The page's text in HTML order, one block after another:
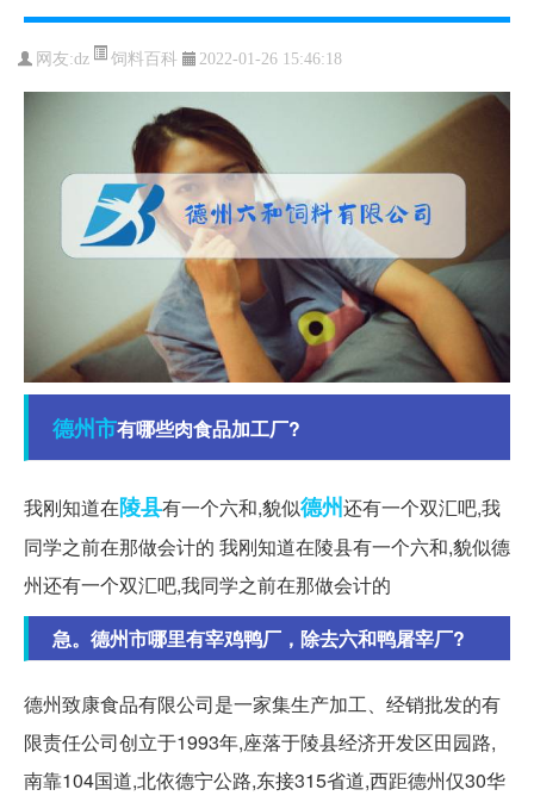
网友:dz 饲料百科 2022-01-26 15:46:18
德州市有哪些肉食品加工厂?
我刚知道在陵县有一个六和,貌似德州还有一个双汇吧,我
同学之前在那做会计的 我刚知道在陵县有一个六和,貌似德
州还有一个双汇吧,我同学之前在那做会计的
急。德州市哪里有宰鸡鸭厂，除去六和鸭屠宰厂?
德州致康食品有限公司是一家集生产加工、经销批发的有
限责任公司创立于1993年,座落于陵县经济开发区田园路,
南靠104国道,北依德宁公路,东接315省道,西距德州仅30华